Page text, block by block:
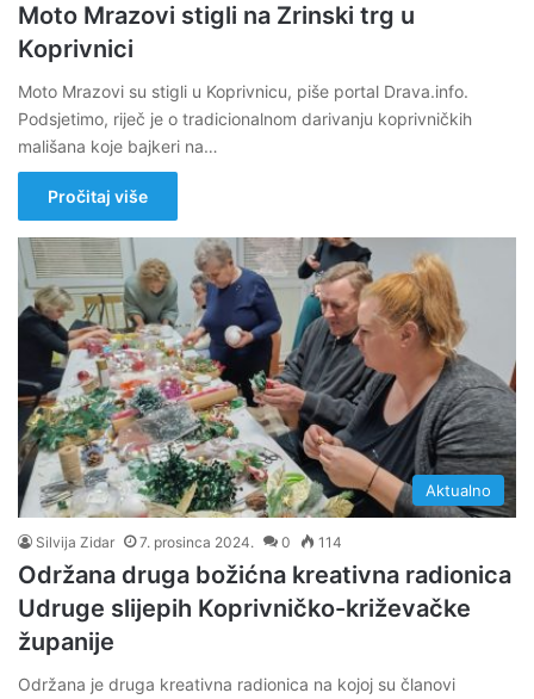
Moto Mrazovi stigli na Zrinski trg u
Koprivnici
Moto Mrazovi su stigli u Koprivnicu, piše portal Drava.info.
Podsjetimo, riječ je o tradicionalnom darivanju koprivničkih
mališana koje bajkeri na…
Pročitaj više
Aktualno
Silvija Zidar 7. prosinca 2024. 0 114
Održana druga božićna kreativna radionica
Udruge slijepih Koprivničko-križevačke
županije
Održana je druga kreativna radionica na kojoj su članovi